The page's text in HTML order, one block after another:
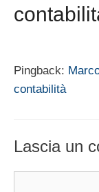
Pingback:
contabilità
Lascia un